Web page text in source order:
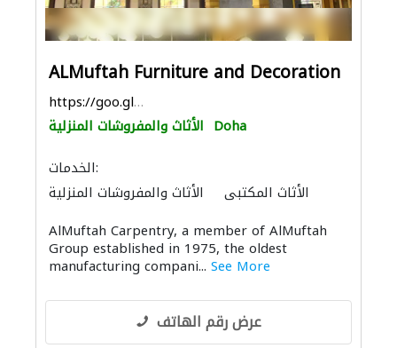
ALMuftah Furniture and Decoration
https://goo.gl/maps/hMRVR9TMLLV4gRY56
الأثاث والمفروشات المنزلية Doha
الخدمات:
الأثاث والمفروشات المنزلية
الأثاث المكتبي
التصميم المعماري الصوتيات سجاد وموكيت
الحجر والرخام منتجات الجبس الستائر
توريد الأقمشة والنسيج
AlMuftah Carpentry, a member of AlMuftah
Group established in 1975, the oldest
manufacturing compani... See More
عرض رقم الهاتف